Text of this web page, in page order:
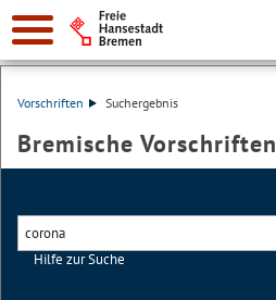
Vorschriften Suchergebnis
Bremische Vorschriften
Hilfe zur Suche